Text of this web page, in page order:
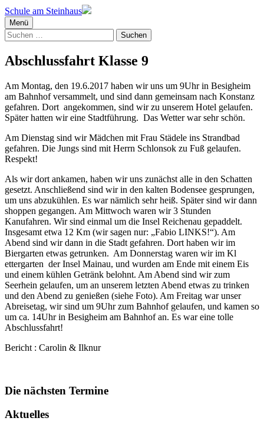
Schule am Steinhaus
Menü
Suchen
nach:
Abschlussfahrt Klasse 9
Am Montag, den 19.6.2017 haben wir uns um 9Uhr in Besigheim
am Bahnhof versammelt, und sind dann gemeinsam nach Konstanz
gefahren. Dort angekommen, sind wir zu unserem Hotel gelaufen.
Später hatten wir eine Stadtführung. Das Wetter war sehr schön.
Am Dienstag sind wir Mädchen mit Frau Städele ins Strandbad
gefahren. Die Jungs sind mit Herrn Schlonsok zu Fuß gelaufen.
Respekt!
Als wir dort ankamen, haben wir uns zunächst alle in den Schatten
gesetzt. Anschließend sind wir in den kalten Bodensee gesprungen,
um uns abzukühlen. Es war nämlich sehr heiß. Später sind wir dann
shoppen gegangen. Am Mittwoch waren wir 3 Stunden
Kanufahren. Wir sind einmal um die Insel Reichenau gepaddelt.
Insgesamt etwa 12 Km (wir sagen nur: „Fabio LINKS!“). Am
Abend sind wir dann in die Stadt gefahren. Dort haben wir im
Biergarten etwas getrunken. Am Donnerstag waren wir im Kl
ettergarten der Insel Mainau, und wurden am Ende mit einem Eis
und einem kühlen Getränk belohnt. Am Abend sind wir zum
Seerhein gelaufen, um an unserem letzten Abend etwas zu trinken
und den Abend zu genießen (siehe Foto). Am Freitag war unser
Abreisetag, wir sind um 9Uhr zum Bahnhof gelaufen, und kamen so
um ca. 14Uhr in Besigheim am Bahnhof an. Es war eine tolle
Abschlussfahrt!
Bericht : Carolin & Ilknur
Die nächsten Termine
Aktuelles